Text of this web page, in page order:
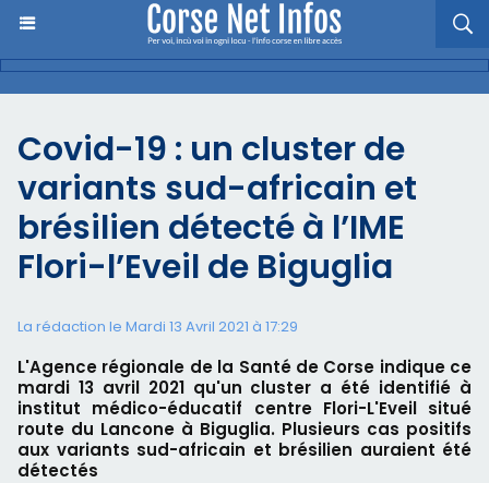
Covid-19 : un cluster de
variants sud-africain et
brésilien détecté à l’IME
Flori-l’Eveil de Biguglia
La rédaction le Mardi 13 Avril 2021 à 17:29
L'Agence régionale de la Santé de Corse indique ce
mardi 13 avril 2021 qu'un cluster a été identifié à
institut médico-éducatif centre Flori-L'Eveil situé
route du Lancone à Biguglia. Plusieurs cas positifs
aux variants sud-africain et brésilien auraient été
détectés